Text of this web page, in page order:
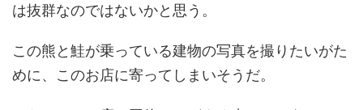
は抜群なのではないかと思う。
この熊と鮭が乗っている建物の写真を撮りたいがた
めに、このお店に寄ってしまいそうだ。